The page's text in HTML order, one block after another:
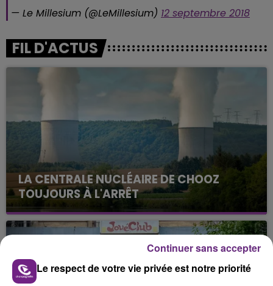
— Le Millesium (@LeMillesium) 12 septembre 2018
FIL D'ACTUS
LA CENTRALE NUCLÉAIRE DE CHOOZ
TOUJOURS À L'ARRÊT
Cela fait déjà une semaine que la centrale
nucléaire ardennaise est à l'arrêt. Une situation
justifiée par la sécheresse intense qui est toujours
Le respect de votre vie privée est notre priorité
Continuer sans accepter